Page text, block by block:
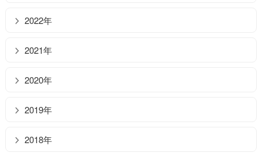
2022年
2021年
2020年
2019年
2018年